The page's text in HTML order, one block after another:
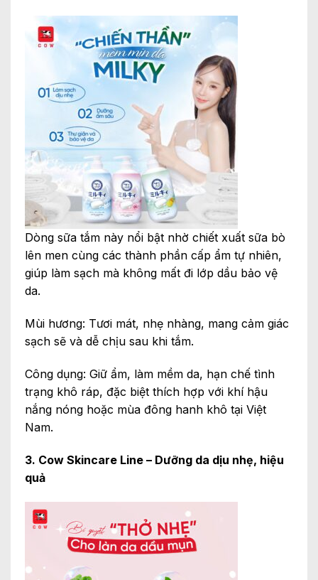
Dòng sữa tắm này nổi bật nhờ chiết xuất sữa bò
lên men cùng các thành phần cấp ẩm tự nhiên,
giúp làm sạch mà không mất đi lớp dầu bảo vệ
da.
Mùi hương: Tươi mát, nhẹ nhàng, mang cảm giác
sạch sẽ và dễ chịu sau khi tắm.
Công dụng: Giữ ẩm, làm mềm da, hạn chế tình
trạng khô ráp, đặc biệt thích hợp với khí hậu
nắng nóng hoặc mùa đông hanh khô tại Việt
Nam.
3. Cow Skincare Line – Dưỡng da dịu nhẹ, hiệu
quả